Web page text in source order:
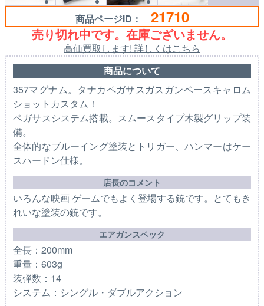
商品ページID： 21710
売り切れ中です。在庫ございません。
高価買取します! 詳しくはこちら
商品について
357マグナム。タナカペガサスガスガンベースキャロム
ショットカスタム！
ペガサスシステム搭載。スムースタイプ木製グリップ装
備。
全体的なブルーイング塗装とトリガー、ハンマーはケー
スハードン仕様。
店長のコメント
いろんな映画 ゲームでもよく登場する銃です。とてもき
れいな塗装の銃です。
エアガンスペック
全長：200mm
重量：603g
装弾数：14
システム：シングル・ダブルアクション